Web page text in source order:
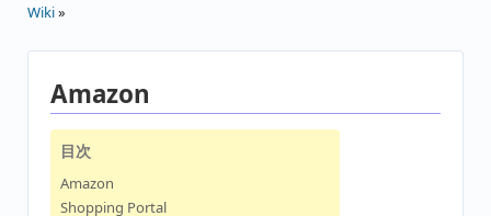
Wiki»
Amazon
目次
Amazon
Shopping Portal